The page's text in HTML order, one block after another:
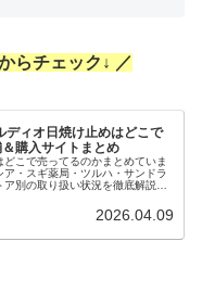
らチェック↓ ／
ディオ日焼け止めはどこで
購入サイトまとめ
こで売ってるのかまとめていま
・スギ薬局・ツルハ・サンドラ
別の取り扱い状況を徹底解説。
も分かりやすく紹介します。
2026.04.09